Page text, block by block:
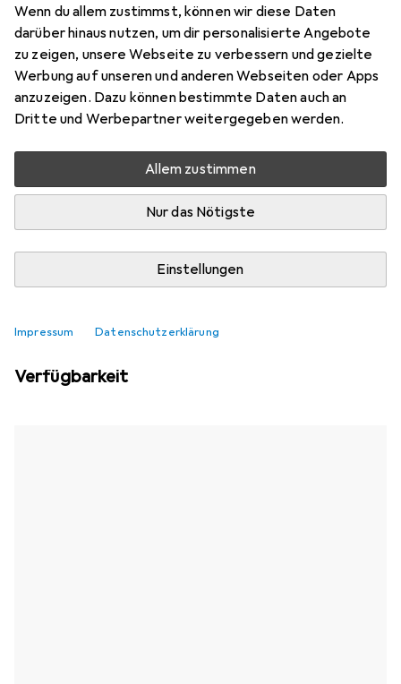
Wenn du allem zustimmst, können wir diese Daten
darüber hinaus nutzen, um dir personalisierte Angebote
zu zeigen, unsere Webseite zu verbessern und gezielte
Werbung auf unseren und anderen Webseiten oder Apps
anzuzeigen. Dazu können bestimmte Daten auch an
Dritte und Werbepartner weitergegeben werden.
Allem zustimmen
Nur das Nötigste
Einstellungen
Impressum Datenschutzerklärung
Bewertungen Marke
Mehr von ABB
Aktuell nicht lieferbar
Benachrichtigen, wenn lieferbar
Vergleichen Merken
Verfügbarkeit